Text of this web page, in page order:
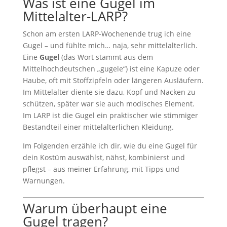
Mittelalter-LARP?
Schon am ersten LARP-Wochenende trug ich eine
Gugel – und fühlte mich… naja, sehr mittelalterlich.
Eine Gugel(das Wort stammt aus dem
Mittelhochdeutschen „gugele“) ist eine Kapuze oder
Haube, oft mit Stoffzipfeln oder längeren Ausläufern.
Im Mittelalter diente sie dazu, Kopf und Nacken zu
schützen, später war sie auch modisches Element.
Im LARP ist die Gugel ein praktischer wie stimmiger
Bestandteil einer mittelalterlichen Kleidung.
Im Folgenden erzähle ich dir, wie du eine Gugel für
dein Kostüm auswählst, nähst, kombinierst und
pflegst – aus meiner Erfahrung, mit Tipps und
Warnungen.
Warum überhaupt eine
Gugel tragen?